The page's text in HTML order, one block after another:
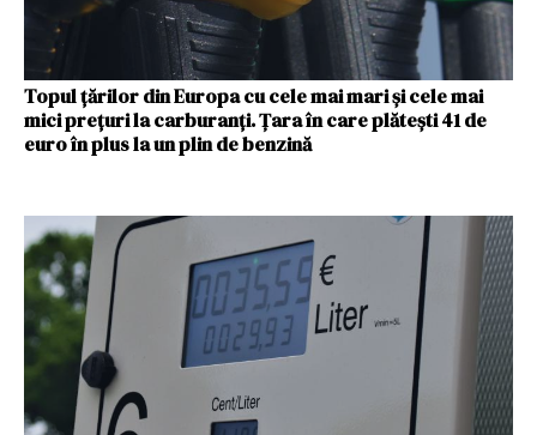
Topul țărilor din Europa cu cele mai mari și cele mai
mici prețuri la carburanți. Țara în care plătești 41 de
euro în plus la un plin de benzină